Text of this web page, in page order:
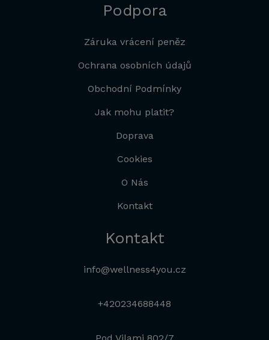
Podpora
Záruka vrácení peněz
Ochrana osobních údajů
Obchodní Podmínky
Jak mohu platit?
Doprava
Cookies
O Nás
Kontakt
Kontakt
info@wellness4you.cz
+420234688448